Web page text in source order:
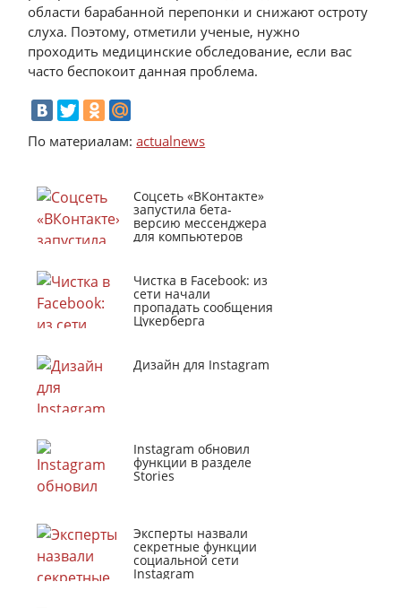
области барабанной перепонки и снижают остроту
слуха. Поэтому, отметили ученые, нужно
проходить медицинские обследование, если вас
часто беспокоит данная проблема.
По материалам:actualnews
Соцсеть «ВКонтакте»
запустила бета-
версию мессенджера
для компьютеров
Чистка в Facebook: из
сети начали
пропадать сообщения
Цукерберга
Дизайн для Instagram
Instagram обновил
функции в разделе
Stories
Эксперты назвали
секретные функции
социальной сети
Instagram